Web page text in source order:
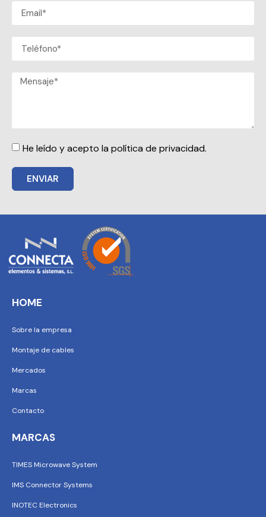
He leído y acepto la política de privacidad.
ENVIAR
HOME
Sobre la empresa
Montaje de cables
Mercados
Marcas
Contacto
MARCAS
TIMES Microwave System
IMS Connector Systems
INOTEC Electronics